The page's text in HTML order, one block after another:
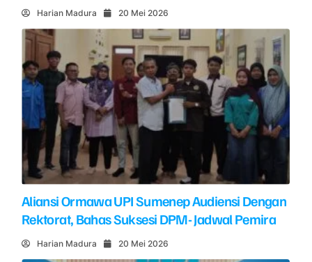
Harian Madura 20 Mei 2026
Aliansi Ormawa UPI Sumenep Audiensi Dengan
Rektorat, Bahas Suksesi DPM- Jadwal Pemira
Harian Madura 20 Mei 2026